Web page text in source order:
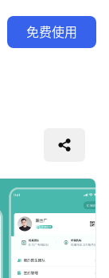
免费使用